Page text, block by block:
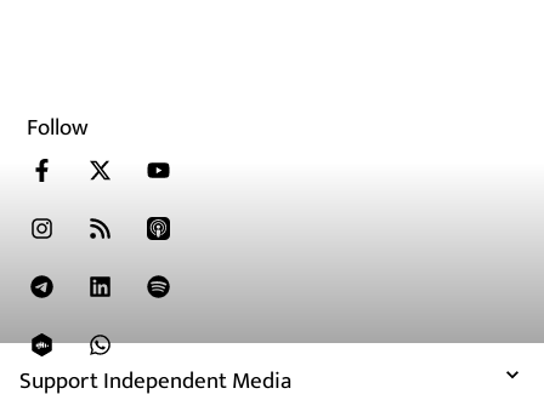
Support Independent Media
Follow